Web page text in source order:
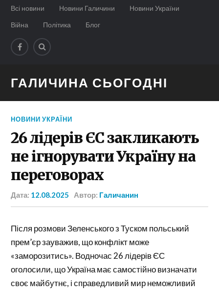
Всі новини Новини Галичини
Новини України
Війна
Політика Блог
ГАЛИЧИНА СЬОГОДНІ
НОВИНИ УКРАЇНИ
26 лідерів ЄС закликають
не ігнорувати Україну на
переговорах
Дата: 12.08.2025 Автор: Галичанин
Після розмови Зеленського з Туском польський
прем’єр зауважив, що конфлікт може
«заморозитись». Водночас 26 лідерів ЄС
оголосили, що Україна має самостійно визначати
своє майбутнє, і справедливий мир неможливий